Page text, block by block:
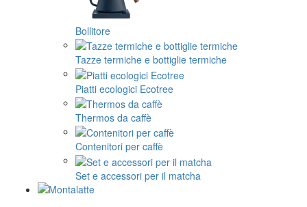
Bollitore
Tazze termiche e bottiglie termiche
Piatti ecologici Ecotree
Thermos da caffè
Contenitori per caffè
Set e accessori per il matcha